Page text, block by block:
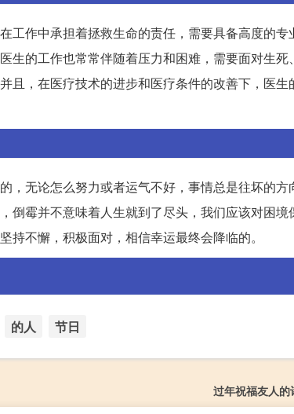
工作中承担着拯救生命的责任，需要具备高度的专
生的工作也常常伴随着压力和困难，需要面对生死
且，在医疗技术的进步和医疗条件的改善下，医生
，无论怎么努力或者运气不好，事情总是往坏的方
倒霉并不意味着人生就到了尽头，我们应该对困境
不懈，积极面对，相信幸运最终会降临的。
的人 节日
过年祝福友人的